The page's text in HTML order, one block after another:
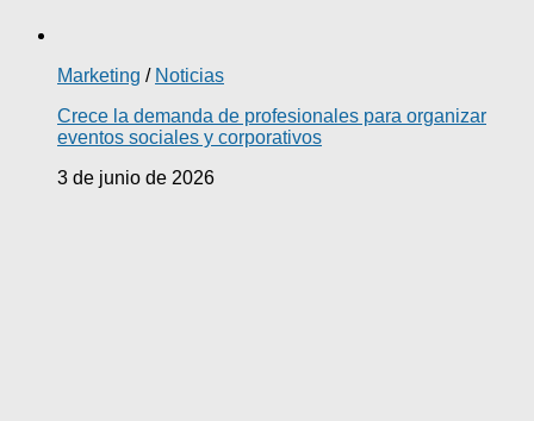
Marketing / Noticias
Crece la demanda de profesionales para organizar
eventos sociales y corporativos
3 de junio de 2026